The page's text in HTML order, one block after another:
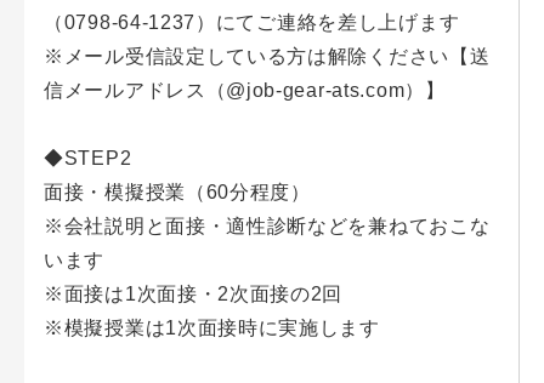
（0798-64-1237）にてご連絡を差し上げます
※メール受信設定している方は解除ください【送
信メールアドレス（@job-gear-ats.com）】
◆STEP2
面接・模擬授業（60分程度）
※会社説明と面接・適性診断などを兼ねておこな
います
※面接は1次面接・2次面接の2回
※模擬授業は1次面接時に実施します